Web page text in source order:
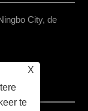
City, de
X
te